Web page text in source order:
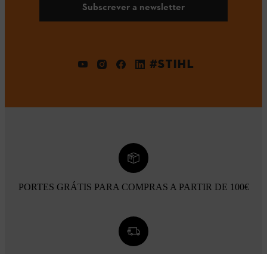
Subscrever a newsletter
#STIHL
PORTES GRÁTIS PARA COMPRAS A PARTIR DE 100€